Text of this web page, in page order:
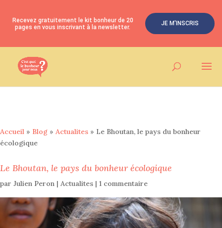
Accueil » Blog » Actualites » Le Bhoutan, le pays du bonheur
écologique
Le Bhoutan, le pays du bonheur écologique
par Julien Peron | Actualites | 1 commentaire
Recevez gratuitement le kit bonheur de 20
pages en vous inscrivant à la newsletter.
JE M'INSCRIS